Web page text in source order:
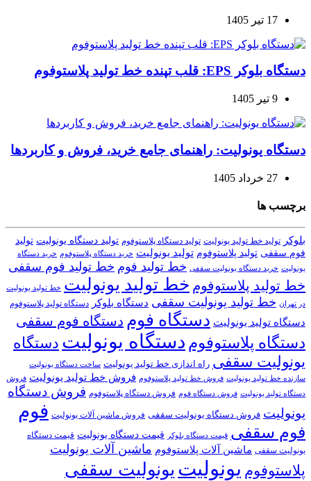
17 تیر 1405
دستگاه بلوکر EPS: قلب تپنده خط تولید پلاستوفوم
9 تیر 1405
دستگاه یونولیت: راهنمای جامع خرید، فروش و کاربردها
27 خرداد 1405
برچسب ها
بلوکر تولید خط تولید یونولیت تولید دستگاه پلاستوفوم تولید دستگاه یونولیت تولید
فوم سقفی تولید پلاستوفوم تولید یونولیت خرید دستگاه پلاستوفوم خرید دستگاه
یونولیت خرید دستگاه یونولیت سقفی خط تولید فوم خط تولید فوم سقفی
خط تولید پلاستوفوم خط تولید یونولیت خط تولید یونولیت
در تهران خط تولید یونولیت سقفی دستگاه بلوکر دستگاه تولید پلاستوفوم
دستگاه تولید یونولیت دستگاه فوم دستگاه فوم سقفی
دستگاه پلاستوفوم دستگاه یونولیت دستگاه
یونولیت سقفی راه اندازی خط تولید یونولیت ساخت دستگاه یونولیت
سازنده خط تولید یونولیت فروش خط تولید پلاستوفوم فروش خط تولید یونولیت فروش
دستگاه تولید یونولیت فروش دستگاه فوم فروش دستگاه پلاستوفوم فروش دستگاه
یونولیت فروش دستگاه یونولیت سقفی فروش ماشین آلات یونولیت فوم
فوم سقفی قیمت دستگاه بلوکر قیمت دستگاه یونولیت قیمت دستگاه
یونولیت سقفی ماشین آلات پلاستوفوم ماشین آلات یونولیت
پلاستوفوم یونولیت یونولیت سقفی